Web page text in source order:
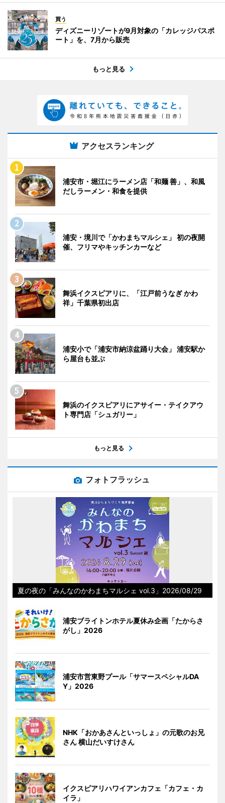
買う
ディズニーリゾートが9月対象の「カレッジパスポ
ート」を、7月から販売
もっと見る
アクセスランキング
浦安市・堀江にラーメン店「和麺 善」、和風
だしラーメン・和食を提供
浦安・境川で「かわまちマルシェ」 初の夜開
催、フリマやキッチンカーなど
舞浜イクスピアリに、「江戸前うなぎ かわ
祥」千葉県初出店
浦安小で「浦安市納涼盆踊り大会」 浦安駅か
ら屋台も並ぶ
舞浜のイクスピアリにアサイー・テイクアウ
ト専門店「シュガリー」
もっと見る
フォトフラッシュ
夏の夜の「みんなのかわまちマルシェ vol.3」2026/08/29
浦安ブライトンホテル夏休み企画「たからさ
がし」2026
浦安市営東野プール「サマースペシャルDA
Y」2026
NHK「おかあさんといっしょ」の元歌のお兄
さん 横山だいすけさん
イクスピアリハワイアンカフェ「カフェ・カ
イラ」